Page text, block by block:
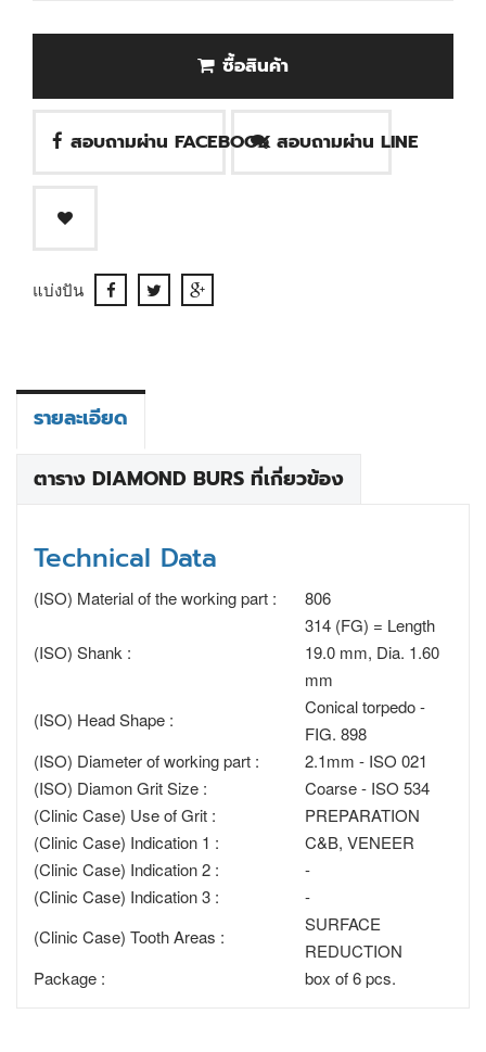
ซื้อสินค้า
สอบถามผ่าน FACEBOOK สอบถามผ่าน LINE
แบ่งปัน
รายละเอียด
ตาราง DIAMOND BURS ที่เกี่ยวข้อง
Technical Data
(ISO) Material of the working part : 806
(ISO) Shank :
314 (FG) = Length
19.0 mm, Dia. 1.60
mm
(ISO) Head Shape :
Conical torpedo -
FIG. 898
(ISO) Diameter of working part :
2.1mm - ISO 021
(ISO) Diamon Grit Size :
Coarse - ISO 534
(Clinic Case) Use of Grit :
PREPARATION
(Clinic Case) Indication 1 :
C&B, VENEER
(Clinic Case) Indication 2 :
-
(Clinic Case) Indication 3 :
-
(Clinic Case) Tooth Areas :
SURFACE
REDUCTION
Package :
box of 6 pcs.